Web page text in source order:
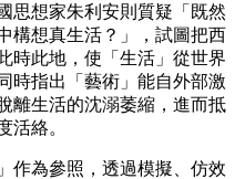
思想家朱利安則質疑「既然
構想真生活？」，試圖把西
時此地，使「生活」從世界
時指出「藝術」能自外部激
離生活的沈溺萎縮，進而抵
活絡。
作為參照，透過模擬、仿效